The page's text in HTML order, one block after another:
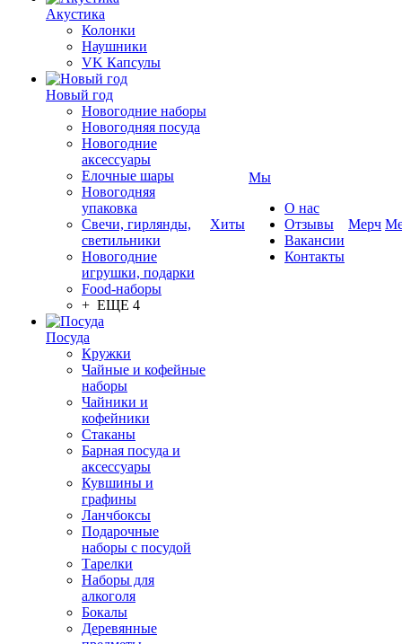
Акустика
Колонки
Наушники
VK Капсулы
Новый год
Новогодние наборы
Новогодняя посуда
Новогодние
аксессуары
Елочные шары
Новогодняя
упаковка
Свечи, гирлянды,
светильники
Новогодние
игрушки, подарки
Food-наборы
+ ЕЩЕ 4
Посуда
Кружки
Чайные и кофейные
наборы
Чайники и
кофейники
Стаканы
Барная посуда и
аксессуары
Кувшины и
графины
Ланчбоксы
Подарочные
наборы с посудой
Тарелки
Наборы для
алкоголя
Бокалы
Деревянные
Хиты
Мы
О нас
Отзывы
Вакансии
Контакты
Мерч